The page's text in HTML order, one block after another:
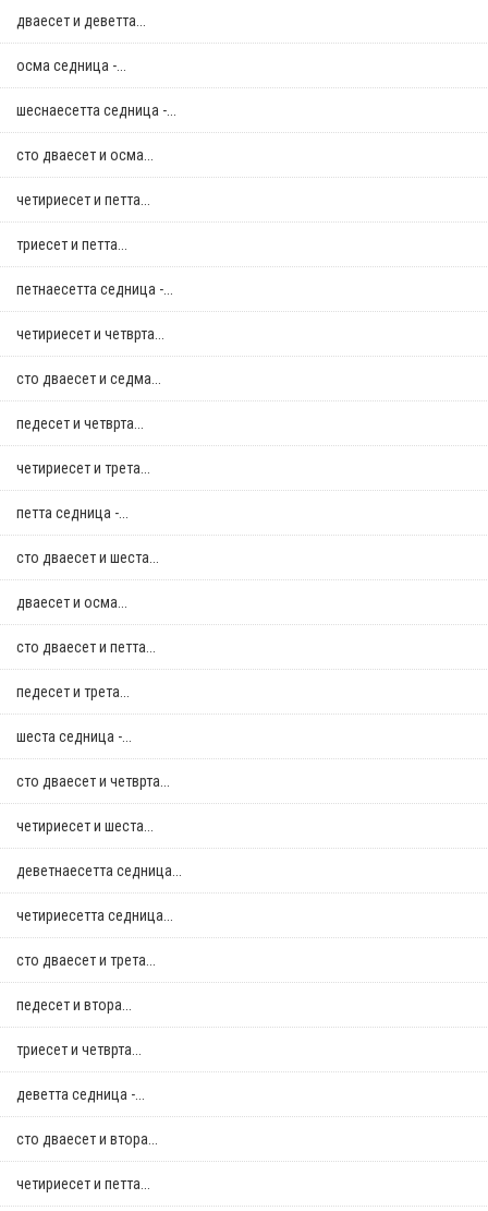
дваесет и деветта...
осма седница -...
шеснаесетта седница -...
сто дваесет и осма...
четириесет и петта...
триесет и петта...
петнаесетта седница -...
четириесет и четврта...
сто дваесет и седма...
педесет и четврта...
четириесет и трета...
петта седница -...
сто дваесет и шеста...
дваесет и осма...
сто дваесет и петта...
педесет и трета...
шеста седница -...
сто дваесет и четврта...
четириесет и шеста...
деветнаесетта седница...
четириесетта седница...
сто дваесет и трета...
педесет и втора...
триесет и четврта...
деветта седница -...
сто дваесет и втора...
четириесет и петта...